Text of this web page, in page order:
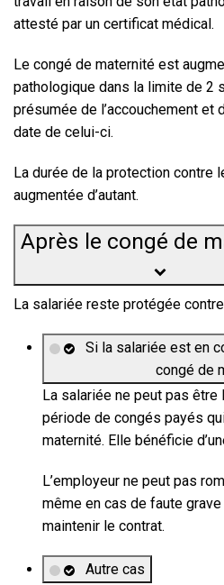
attesté par un certificat médical.
Le congé de maternité est
pathologique dans la limite de 2
présumée de l’accouchement et
date de celui-ci.
La durée de la protection contre
augmentée d’autant.
Après le congé de
La salariée reste protégée
Si la salariée est en
congé de
La salariée ne peut pas
période de congés payés
maternité. Elle bénéficie
L’employeur ne peut pas
même en cas de faute
maintenir le contrat.
Autre cas